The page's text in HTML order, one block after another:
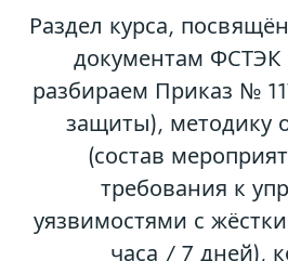
Раздел курса,
документам
разбираем Приказ №
защиты), методику
(состав
требования к
уязвимостями с
часа / 7 дней),